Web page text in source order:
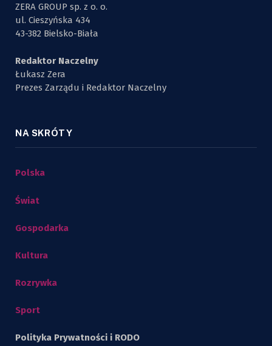
ZERA GROUP sp. z o. o.
ul. Cieszyńska 434
43-382 Bielsko-Biała
Redaktor Naczelny
Łukasz Zera
Prezes Zarządu i Redaktor Naczelny
NA SKRÓTY
Polska
Świat
Gospodarka
Kultura
Rozrywka
Sport
Polityka Prywatności i RODO